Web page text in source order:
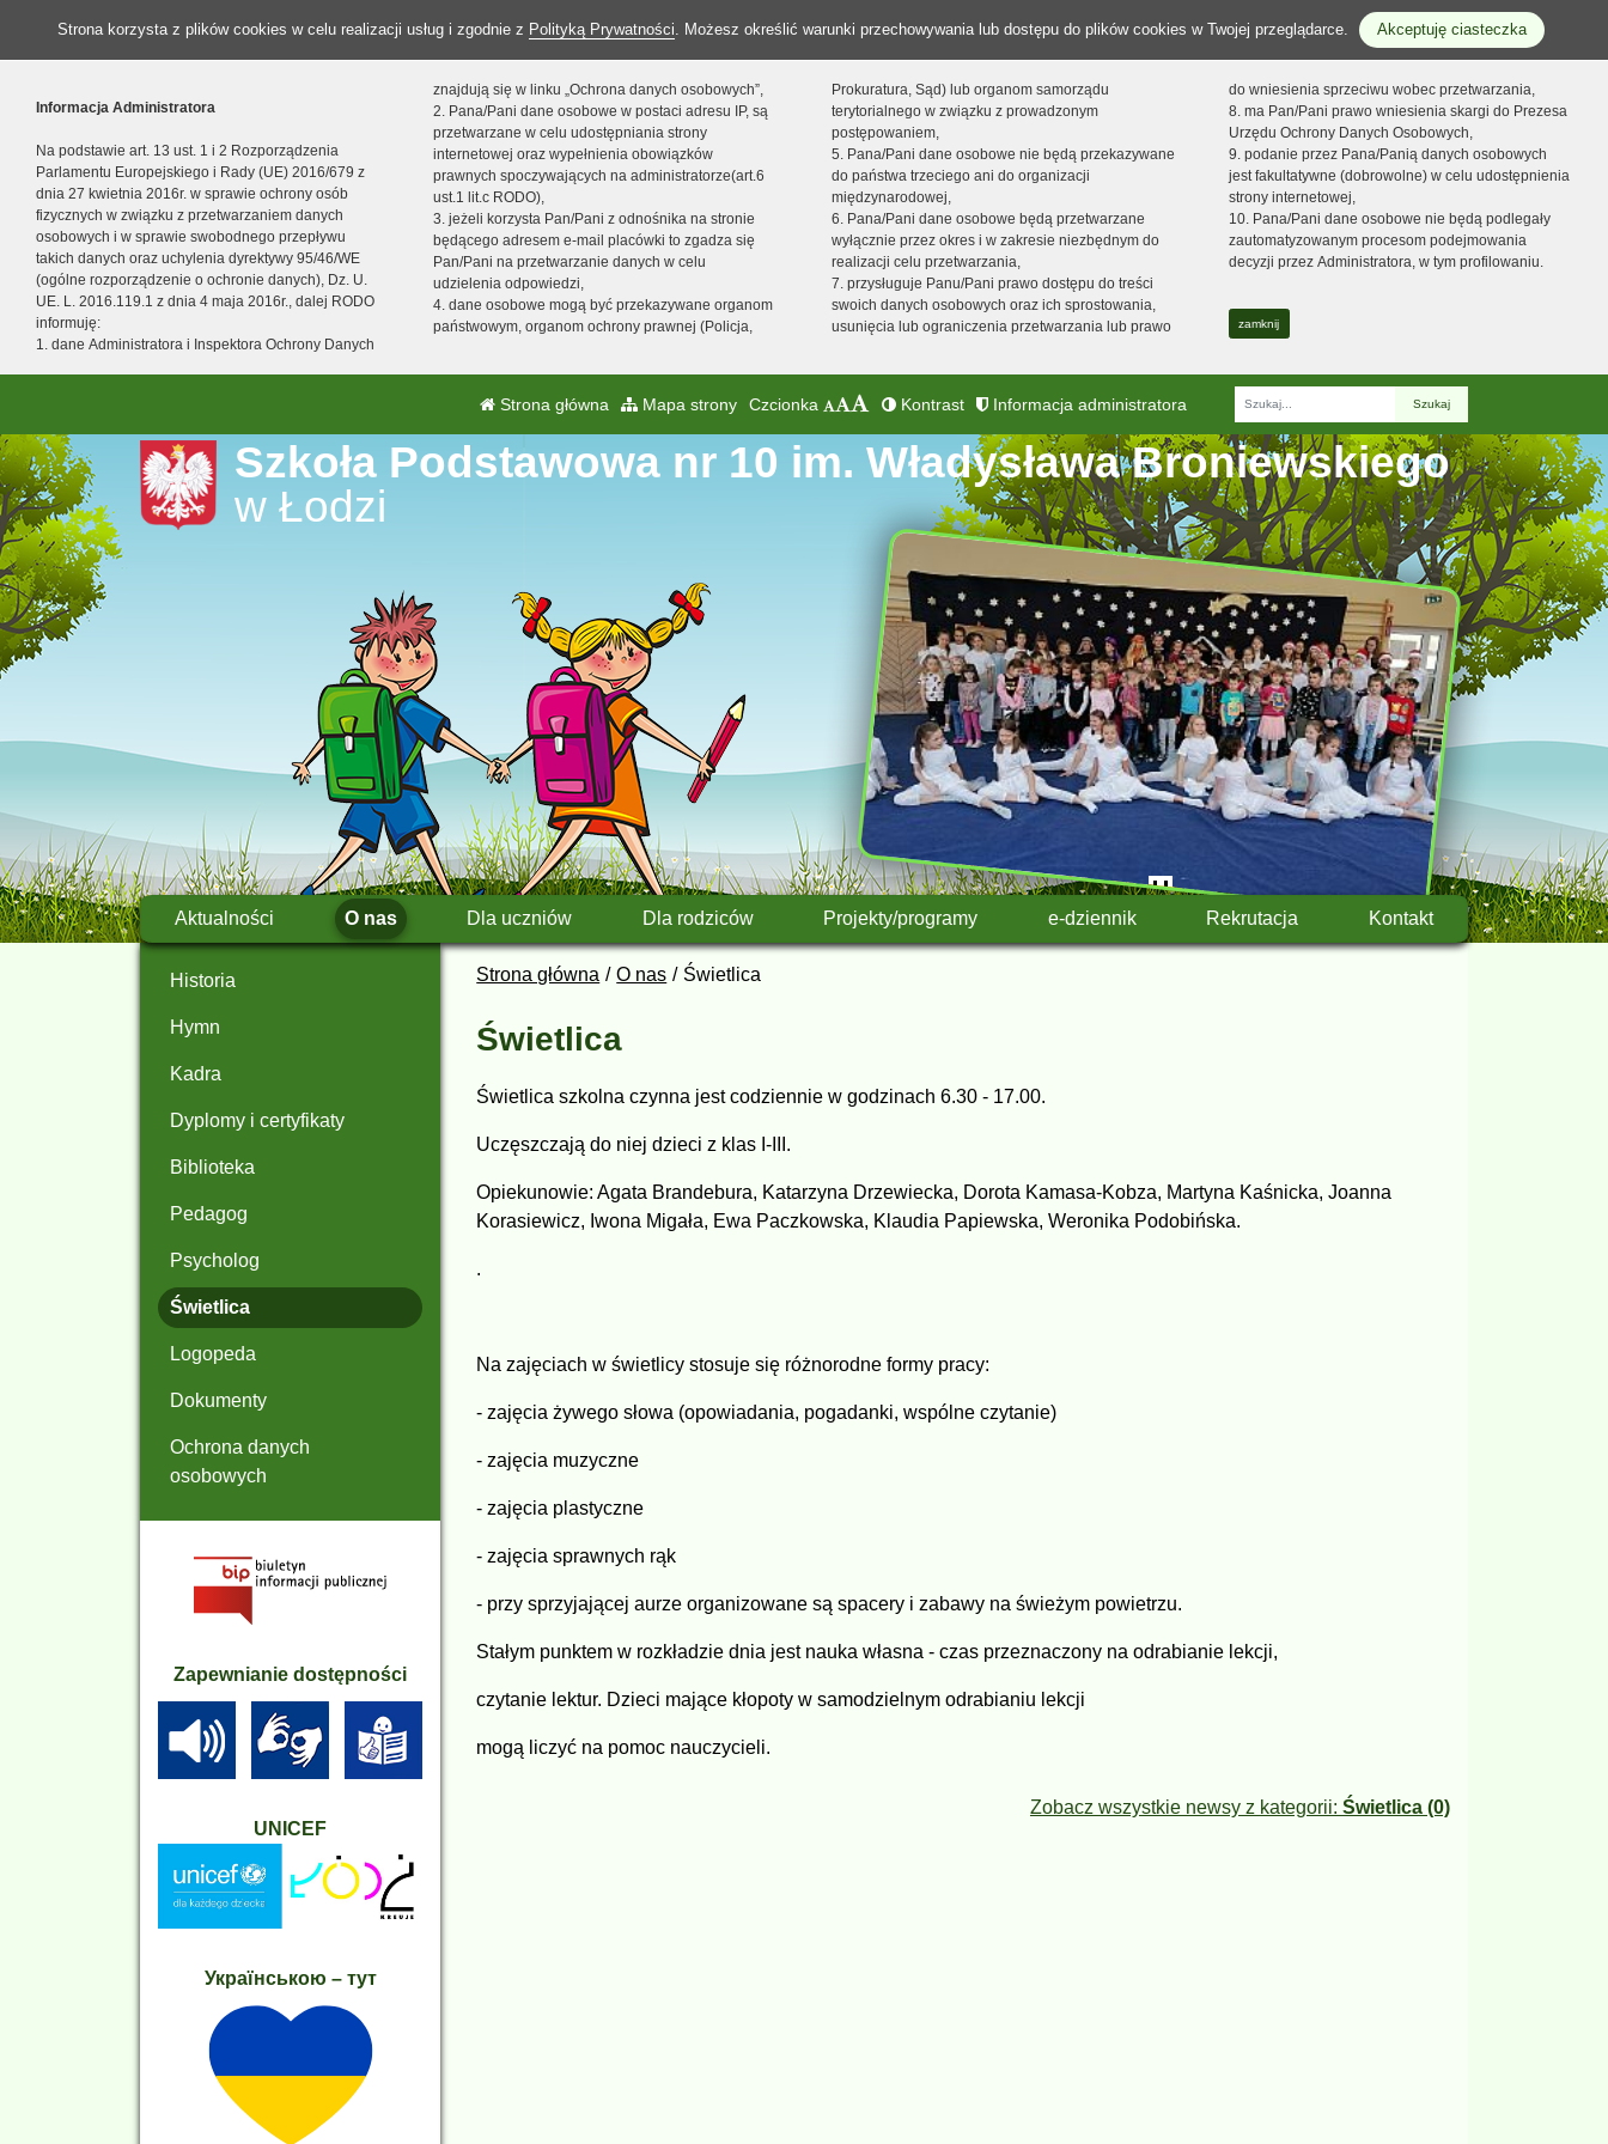
Strona korzysta z plików cookies w celu realizacji usług i zgodnie z Polityką Prywatności. Możesz określić warunki przechowywania lub dostępu do plików cookies w Twojej przeglądarce. Akceptuję ciasteczka
Informacja Administratora
Na podstawie art. 13 ust. 1 i 2 Rozporządzenia
Parlamentu Europejskiego i Rady (UE) 2016/679 z
dnia 27 kwietnia 2016r. w sprawie ochrony osób
fizycznych w związku z przetwarzaniem danych
osobowych i w sprawie swobodnego przepływu
takich danych oraz uchylenia dyrektywy 95/46/WE
(ogólne rozporządzenie o ochronie danych), Dz. U.
UE. L. 2016.119.1 z dnia 4 maja 2016r., dalej RODO
informuję:
1. dane Administratora i Inspektora Ochrony Danych
znajdują się w linku „Ochrona danych osobowych”,
2. Pana/Pani dane osobowe w postaci adresu IP, są
przetwarzane w celu udostępniania strony
internetowej oraz wypełnienia obowiązków
prawnych spoczywających na administratorze(art.6
ust.1 lit.c RODO),
3. jeżeli korzysta Pan/Pani z odnośnika na stronie
będącego adresem e-mail placówki to zgadza się
Pan/Pani na przetwarzanie danych w celu
udzielenia odpowiedzi,
4. dane osobowe mogą być przekazywane organom
państwowym, organom ochrony prawnej (Policja,
Prokuratura, Sąd) lub organom samorządu
terytorialnego w związku z prowadzonym
postępowaniem,
5. Pana/Pani dane osobowe nie będą przekazywane
do państwa trzeciego ani do organizacji
międzynarodowej,
6. Pana/Pani dane osobowe będą przetwarzane
wyłącznie przez okres i w zakresie niezbędnym do
realizacji celu przetwarzania,
7. przysługuje Panu/Pani prawo dostępu do treści
swoich danych osobowych oraz ich sprostowania,
usunięcia lub ograniczenia przetwarzania lub prawo
do wniesienia sprzeciwu wobec przetwarzania,
8. ma Pan/Pani prawo wniesienia skargi do Prezesa
Urzędu Ochrony Danych Osobowych,
9. podanie przez Pana/Panią danych osobowych
jest fakultatywne (dobrowolne) w celu udostępnienia
strony internetowej,
10. Pana/Pani dane osobowe nie będą podlegały
zautomatyzowanym procesom podejmowania
decyzji przez Administratora, w tym profilowaniu.
zamknij
Strona główna Mapa strony Czcionka Kontrast Informacja administratora
Fraza
Szkoła Podstawowa nr 10 im. Władysława Broniewskiego
w Łodzi
Aktualności O nas Dla uczniów Dla rodziców Projekty/programy e-dziennik Rekrutacja Kontakt
Strona główna O nas Świetlica
Świetlica
Świetlica szkolna czynna jest codziennie w godzinach 6.30 - 17.00.
Uczęszczają do niej dzieci z klas I-III.
Opiekunowie: Agata Brandebura, Katarzyna Drzewiecka, Dorota Kamasa-Kobza, Martyna Kaśnicka, Joanna
Korasiewicz, Iwona Migała, Ewa Paczkowska, Klaudia Papiewska, Weronika Podobińska.
.
Na zajęciach w świetlicy stosuje się różnorodne formy pracy:
- zajęcia żywego słowa (opowiadania, pogadanki, wspólne czytanie)
- zajęcia muzyczne
- zajęcia plastyczne
- zajęcia sprawnych rąk
- przy sprzyjającej aurze organizowane są spacery i zabawy na świeżym powietrzu.
Stałym punktem w rozkładzie dnia jest nauka własna - czas przeznaczony na odrabianie lekcji,
czytanie lektur. Dzieci mające kłopoty w samodzielnym odrabianiu lekcji
mogą liczyć na pomoc nauczycieli.
Zobacz wszystkie newsy z kategorii: Świetlica (0)
Historia
Hymn
Kadra
Dyplomy i certyfikaty
Biblioteka
Pedagog
Psycholog
Świetlica
Logopeda
Dokumenty
Ochrona danych
osobowych
Zapewnianie dostępności
UNICEF
Українською – тут